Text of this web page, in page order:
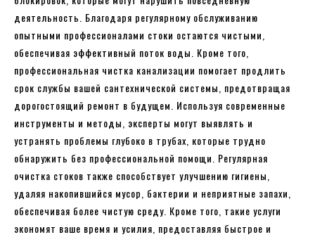
деятельность. Благодаря регулярному обслуживанию
опытными профессионалами стоки остаются чистыми,
обеспечивая эффективный поток воды. Кроме того,
профессиональная чистка канализации помогает продлить
срок службы вашей сантехнической системы, предотвращая
дорогостоящий ремонт в будущем. Используя современные
инструменты и методы, эксперты могут выявлять и
устранять проблемы глубоко в трубах, которые трудно
обнаружить без профессиональной помощи. Регулярная
очистка стоков также способствует улучшению гигиены,
удаляя накопившийся мусор, бактерии и неприятные запахи,
обеспечивая более чистую среду. Кроме того, такие услуги
экономят ваше время и усилия, предоставляя быстрое и